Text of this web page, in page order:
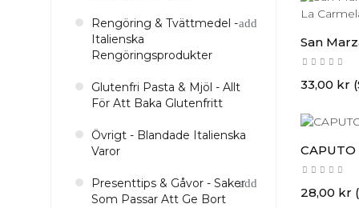
Rengöring & Tvättmedel -
Italienska
Rengöringsprodukter
Glutenfri Pasta & Mjöl - Allt
För Att Baka Glutenfritt
Övrigt - Blandade Italienska
Varor
Presenttips & Gåvor - Saker
Som Passar Att Ge Bort
San
Pris
33,00 kr
Pris
28,00 kr